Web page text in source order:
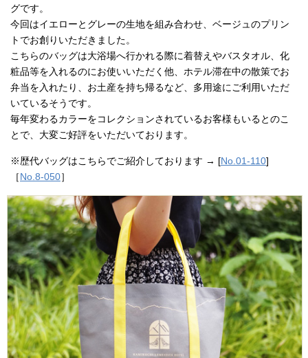
グです。
今回はイエローとグレーの生地を組み合わせ、ベージュのプリン
トでお創りいただきました。
こちらのバッグは大浴場へ行かれる際に着替えやバスタオル、化
粧品等を入れるのにお使いいただく他、ホテル滞在中の散策でお
弁当を入れたり、お土産を持ち帰るなど、多用途にご利用いただ
いているそうです。
毎年変わるカラーをコレクションされているお客様もいるとのこ
とで、大変ご好評をいただいております。
※歴代バッグはこちらでご紹介しております → [No.01-110]
［No.8-050］